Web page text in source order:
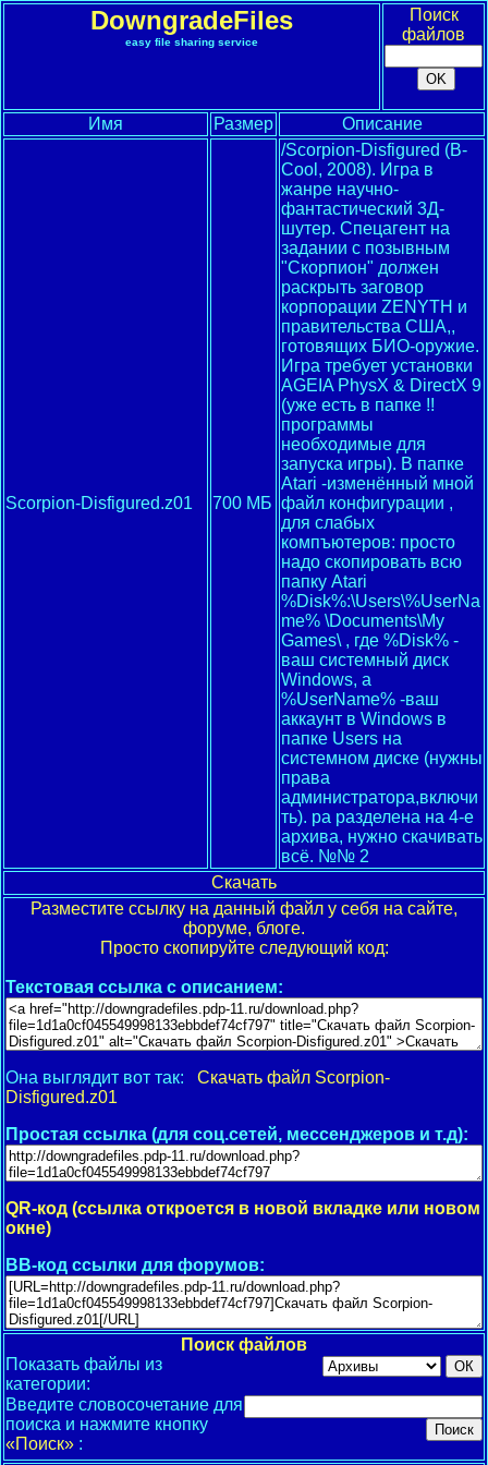
DowngradeFiles
easy file sharing service
Поиск
файлов
Имя Размер Описание
Scorpion-Disfigured.z01 700 МБ
/Scorpion-Disfigured (B-
Cool, 2008). Игра в
жанре научно-
фантастический 3Д-
шутер. Спецагент на
задании с позывным
"Скорпион" должен
раскрыть заговор
корпорации ZENYTH и
правительства США,,
готовящих БИО-оружие.
Игра требует установки
AGEIA PhysX & DirectX 9
(уже есть в папке !!
программы
необходимые для
запуска игры). В папке
Atari -изменённый мной
файл конфигурации ,
для слабых
компъютеров: просто
надо скопировать всю
папку Atari
%Disk%:\Users\%UserNa
me% \Documents\My
Games\ , где %Disk% -
ваш системный диск
Windows, а
%UserName% -ваш
аккаунт в Windows в
папке Users на
системном диске (нужны
права
администратора,включи
ть). ра разделена на 4-е
архива, нужно скачивать
всё. №№ 2
Скачать
Разместите ссылку на данный файл у себя на сайте,
форуме, блоге.
Просто скопируйте следующий код:
Текстовая ссылка с описанием:
Она выглядит вот так: Скачать файл Scorpion-
Disfigured.z01
Простая ссылка (для соц.сетей, мессенджеров и т.д):
QR-код (ссылка откроется в новой вкладке или новом
окне)
BB-код ссылки для форумов:
Поиск файлов
Показать файлы из
категории:
Введите словосочетание для
поиска и нажмите кнопку
«Поиск» :